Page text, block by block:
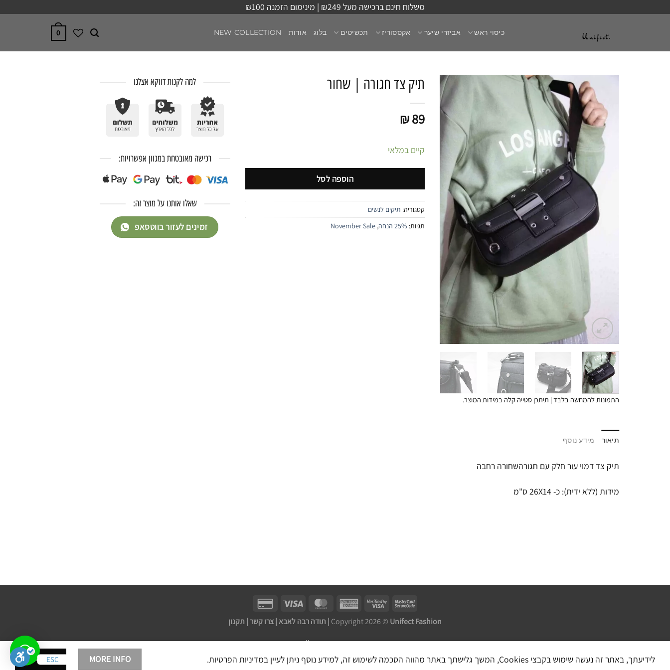
משלוח חינם ברכישה מעל ₪249 | מינימום הזמנה ₪100
כיסוי ראש אביזרי שיער אקססוריז תכשיטים בלוג אודות NEW COLLECTION
0
התמונות להמחשה בלבד | תיתכן סטייה קלה במידות המוצר.
תיק צד חגורה | שחור
₪89
קיים במלאי
הוספה לסל
קטגוריה: תיקים לנשים
תגיות: 25% הנחה ,
November Sale
למה לקנות דווקא אצלנו
רכישה מאובטחת במגוון אפשרויות:
שאלו אותנו על מוצר זה:
זמינים לעזור בווטסאפ
תיאור מידע נוסף
תיק צד דמוי עור חלק עם חגורהשחורה רחבה
מידות (ללא ידית): כ- 26X14 ס"מ
Copyright 2026 © Unifect Fashion | תודה רבה לאבא | צרו קשר| תקנון
בניית אתר חנות מכירות ע''י:
לידיעתך, באתר זה נעשה שימוש בקבצי Cookies, המשך גלישתך באתר מהווה הסכמה לשימוש זה, למידע נוסף ניתן לעיין במדיניות הפרטיות. MORE INFO
ACCEPT
ESC